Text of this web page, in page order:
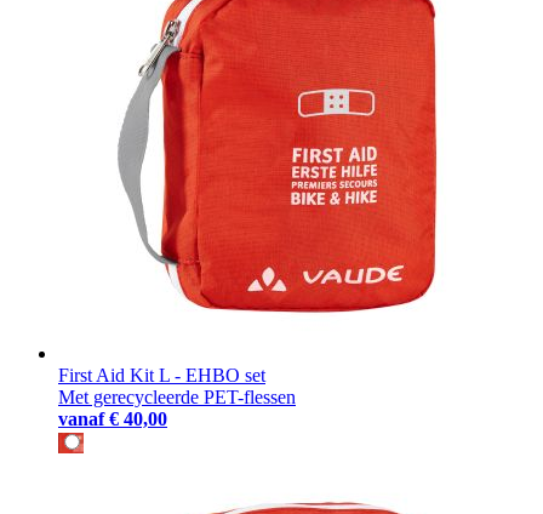
First Aid Kit L - EHBO set
Met gerecycleerde PET-flessen
vanaf € 40,00